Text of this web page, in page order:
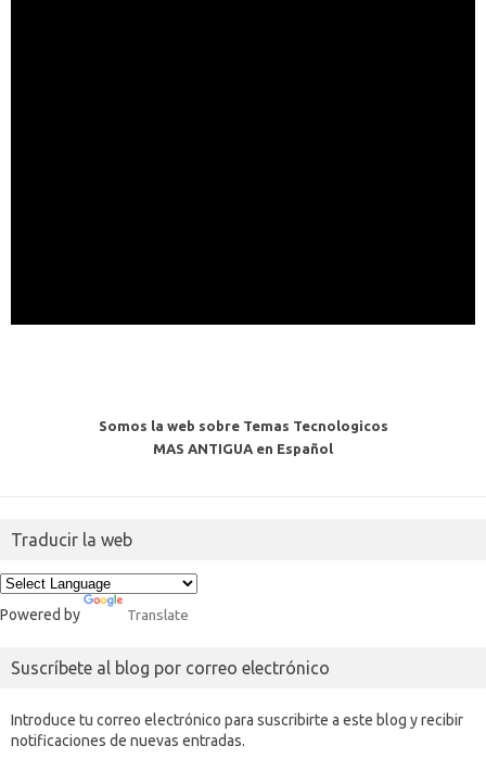
Somos la web sobre Temas Tecnologicos
MAS ANTIGUA en Español
Traducir la web
Powered by Translate
Suscríbete al blog por correo electrónico
Introduce tu correo electrónico para suscribirte a este blog y recibir
notificaciones de nuevas entradas.